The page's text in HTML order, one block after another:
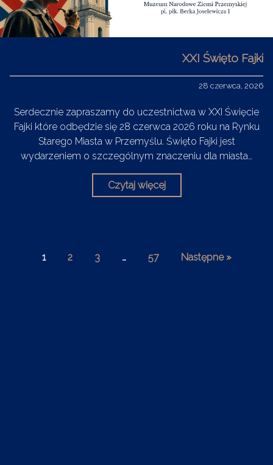
XXI Święto Fajki
28 czerwca, 2026
Serdecznie zapraszamy do uczestnictwa w XXI Święcie
Fajki które odbędzie się 28 czerwca 2026 roku na Rynku
Starego Miasta w Przemyślu. Święto Fajki jest
wydarzeniem o szczególnym znaczeniu dla miasta…
Czytaj więcej
1 2 3 … 57 Następne »